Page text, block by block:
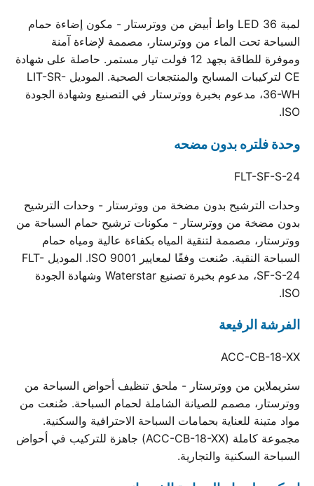
لمبة LED 36 واط أبيض من ووترستار - مكون إضاءة حمام
السباحة تحت الماء من ووترستار، مصممة لإضاءة آمنة
وموفرة للطاقة بجهد 12 فولت تيار مستمر. حاصلة على شهادة
CE لتركيبات المسابح والمنتجعات الصحية. الموديل LIT-SR-
36-WH، مدعوم بخبرة ووترستار في التصنيع وشهادة الجودة
ISO.
وحدة فلتره بدون مضحه
FLT-SF-S-24
وحدات الترشيح بدون مضخة من ووترستار - وحدات الترشيح
بدون مضخة من ووترستار - مكونات ترشيح حمام السباحة من
ووترستار، مصممة لتنقية المياه بكفاءة عالية ومياه حمام
السباحة النقية. صُنعت وفقًا لمعايير ISO 9001. الموديل FLT-
SF-S-24، مدعوم بخبرة تصنيع Waterstar وشهادة الجودة
ISO.
الفرشة الرفيعة
ACC-CB-18-XX
ستريملاين من ووترستار - ملحق تنظيف أحواض السباحة من
ووترستار، مصمم للصيانة الشاملة لحمام السباحة. صُنعت من
مواد متينة للعناية بحمامات السباحة الاحترافية والسكنية.
مجموعة كاملة (ACC-CB-18-XX) جاهزة للتركيب في أحواض
السباحة السكنية والتجارية.